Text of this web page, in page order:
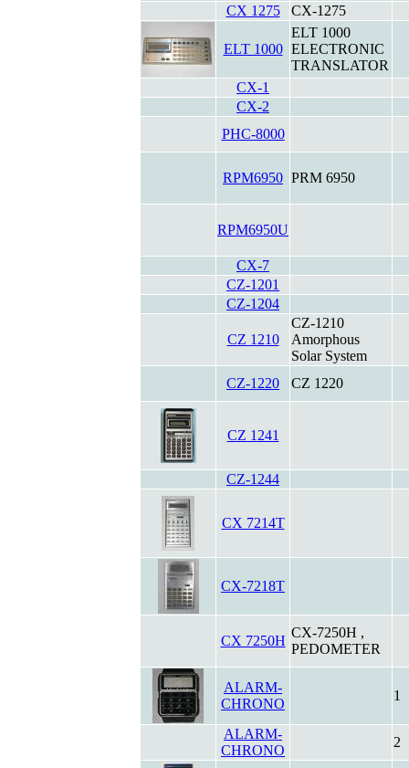
CX 1275
CX-1275
ELT 1000
ELT 1000
ELECTRONIC
TRANSLATOR
CX-1
CX-2
PHC-8000
RPM6950 PRM 6950
RPM6950U
CX-7
CZ-1201
CZ-1204
CZ 1210
CZ-1210
Amorphous
Solar System
CZ-1220
CZ 1220
CZ 1241
CZ-1244
CX 7214T
CX-7218T
CX 7250H
CX-7250H ,
PEDOMETER
ALARM-
CHRONO
1
ALARM-
CHRONO
2